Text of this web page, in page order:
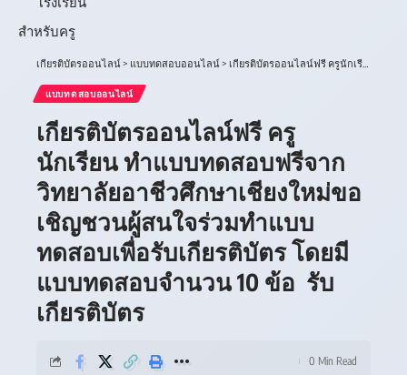
สำหรับครู
เกียรติบัตรออนไลน์> แบบทดสอบออนไลน์> เกียรติบัตรออนไลน์ฟรี ครูนักเรียน ทำแบบทดสอบฟรีจากวิทยาลัยอาชีวศึกษาเชียงใหม่ขอเชิญชวนผู้สนใจร่วมทำแบบทดสอบเพื่อรับเกียรติบัตร โดยมีแบบทดสอบจำนวน 10 ข้อ รับเกียรติบัตร
แบบทดสอบออนไลน์
เกียรติบัตรออนไลน์ฟรี ครู
นักเรียน ทำแบบทดสอบฟรีจาก
วิทยาลัยอาชีวศึกษาเชียงใหม่ขอ
เชิญชวนผู้สนใจร่วมทำแบบ
ทดสอบเพื่อรับเกียรติบัตร โดยมี
แบบทดสอบจำนวน 10 ข้อ รับ
เกียรติบัตร
0 Min Read